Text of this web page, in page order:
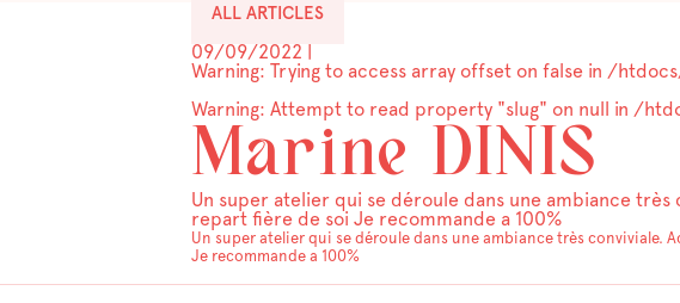
ALL ARTICLES
09/09/2022 |
Warning: Trying to access array offset on false in /
Warning: Attempt to read property "slug" on null in /
Marine DINIS
Un super atelier qui se déroule dans une ambiance
repart fière de soi Je recommande a 100%
Un super atelier qui se déroule dans une ambiance très conviviale.
Je recommande a 100%